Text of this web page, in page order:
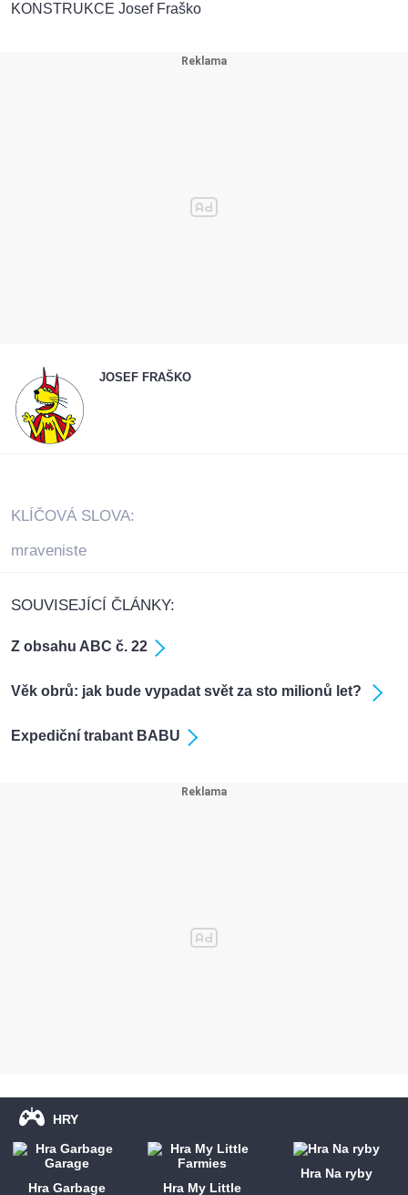
KONSTRUKCE Josef Fraško
JOSEF FRAŠKO
KLÍČOVÁ SLOVA:
mraveniste
SOUVISEJÍCÍ ČLÁNKY:
Z obsahu ABC č. 22
Věk obrů: jak bude vypadat svět za sto milionů let?
Expediční trabant BABU
HRY
Hra Garbage
Hra My Little
Hra Na ryby